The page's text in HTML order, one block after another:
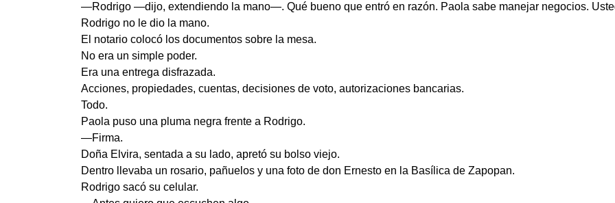
—Rodrigo —dijo, extendiendo la mano—. Qué bueno que entró en razón. Paola sabe manejar negocios.
Rodrigo no le dio la mano.
El notario colocó los documentos sobre la mesa.
No era un simple poder.
Era una entrega disfrazada.
Acciones, propiedades, cuentas, decisiones de voto, autorizaciones bancarias.
Todo.
Paola puso una pluma negra frente a Rodrigo.
—Firma.
Doña Elvira, sentada a su lado, apretó su bolso viejo.
Dentro llevaba un rosario, pañuelos y una foto de don Ernesto en la Basílica de Zapopan.
Rodrigo sacó su celular.